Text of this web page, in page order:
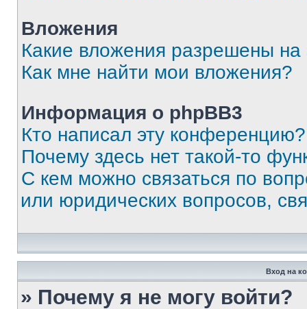
Вложения
Какие вложения разрешены
Как мне найти мои вложения?
Информация о phpBB3
Кто написал эту конференцию?
Почему здесь нет такой-то
С кем можно связаться по
или юридических вопросов,
Вход на
» Почему я не могу войти?